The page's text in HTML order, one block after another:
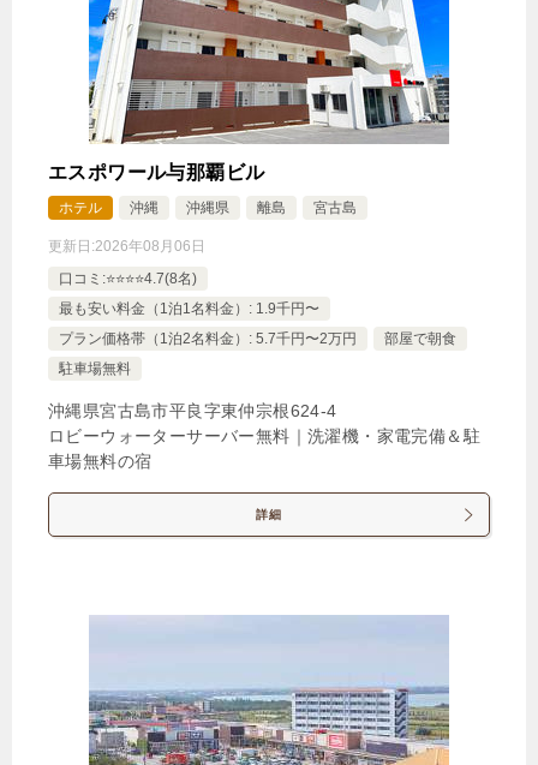
1泊大人1名合計（税込）
7,430円
【池間島 タマヌオイルトラベルセット付】天然由
素泊り＞
ダブル 🍴食事なし IN 15:00- OUT -11:00
スタンダードダブル
1泊大人1名合計（税込）
【池間島 タマヌオイルトラベルセット付】天然由
エスポワール与那覇ビル
ホテル 沖縄 沖縄県 離島 宮古島
更新日:2026年08月06日
口コミ:⭐️⭐️⭐️⭐️4.7(8名)
最も安い料金（1泊1名料金）: 1.9千円〜
プラン価格帯（1泊2名料金）: 5.7千円〜2万円
部屋で朝食
駐車場無料
沖縄県宮古島市平良字東仲宗根624‐4
ロビーウォーターサーバー無料｜洗濯機・家電完備＆駐
車場無料の宿
詳細